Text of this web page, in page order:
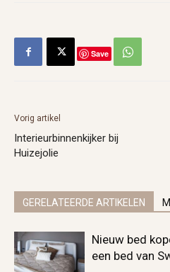
Save
Vorig artikel
Interieurbinnenkijker bij
Huizejolie
GERELATEERDE ARTIKELEN
Nieuw bed
een bed van